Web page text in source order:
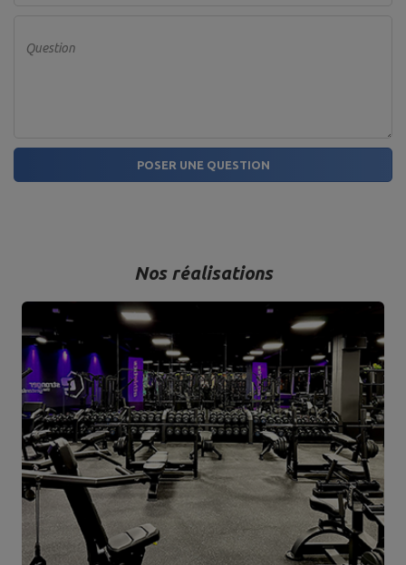
Question
POSER UNE QUESTION
Nos réalisations